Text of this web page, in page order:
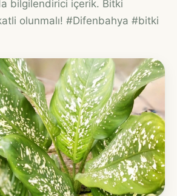
bilgilendirici içerik. Bitki
olunmalı! #Difenbahya #bitki